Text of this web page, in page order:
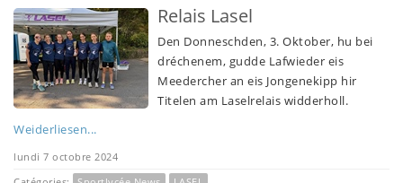
Relais Lasel
Den Donneschden, 3. Oktober, hu bei
dréchenem, gudde Lafwieder eis
Meedercher an eis Jongenekipp hir
Titelen am Laselrelais widderholl.
Weiderliesen...
lundi 7 octobre 2024